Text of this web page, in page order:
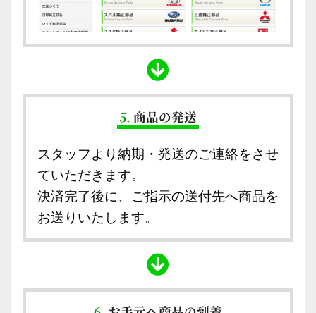
5. 商品の発送
スタッフより納期・発送のご連絡をさせ
ていただきます。
決済完了後に、ご指示の送付先へ商品を
お送りいたします。